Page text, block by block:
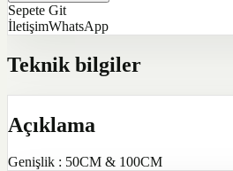
Sepete Git
İletişimWhatsApp
Teknik bilgiler
Açıklama
Genişlik : 50CM & 100CM